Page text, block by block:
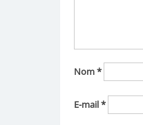
Nom*
E-mail*